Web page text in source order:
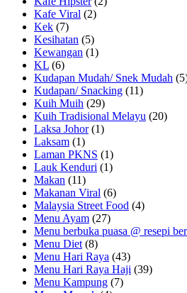
Kafe Viral (2)
Kek (7)
Kesihatan (5)
Kewangan (1)
KL (6)
Kudapan Mudah/ Snek Mudah
Kudapan/ Snacking (11)
Kuih Muih (29)
Kuih Tradisional Melayu (20)
Laksa Johor(1)
Laksam (1)
Laman PKNS (1)
Lauk Kenduri (1)
Makan (11)
Makanan Viral (6)
Malaysia Street Food (4)
Menu Ayam (27)
Menu berbuka puasa @ resepi
Menu Diet (8)
Menu Hari Raya (43)
Menu Hari Raya Haji (39)
Menu Kampung (7)